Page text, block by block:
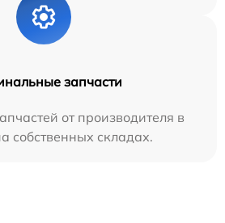
запчасти
от производителя в
собственных складах.